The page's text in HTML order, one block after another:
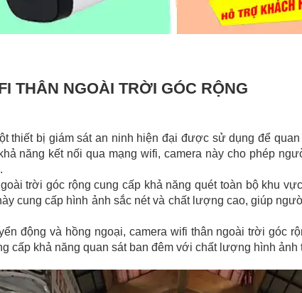
THÂN NGOÀI TRỜI GÓC RỘNG
thiết bị giám sát an ninh hiện đại được sử dụng để
năng kết nối qua mạng wifi, camera này cho phép
trời góc rộng cung cấp khả năng quét toàn bộ khu
cung cấp hình ảnh sắc nét và chất lượng cao, giúp
động và hồng ngoại, camera wifi thân ngoài trời góc
cấp khả năng quan sát ban đêm với chất lượng hình ảnh